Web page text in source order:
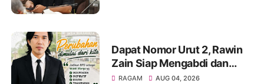
Dapat Nomor Urut 2, Rawin
Zain Siap Mengabdi dan
Perjuangkan Aspirasi Warga
RAGAM AUG 04, 2026